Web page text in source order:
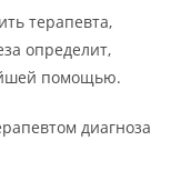
терапевта,
определит,
помощью.
диагноза